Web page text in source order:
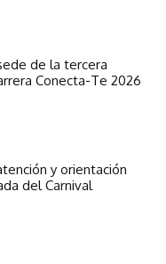
de la tercera
Conecta-Te 2026
y orientación
del Carnival